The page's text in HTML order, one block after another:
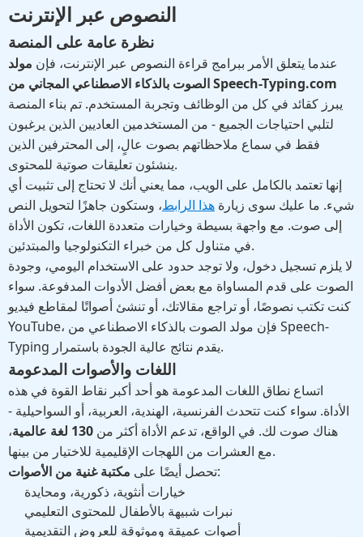
النصوص عبر الإنترنت
نظرة عامة على المنصة
عندما يتعلق الأمر ببرامج قراءة النصوص عبر الإنترنت، فإن مولد
الصوت بالذكاء الاصطناعي المجاني من Speech-Typing.com
يبرز كقائد في كل من الوظائف وتجربة المستخدم. تم بناء المنصة
لتلبي احتياجات الجميع - من المستخدمين العاديين الذين يرغبون
فقط في سماع ملاحظاتهم بصوت عالٍ، إلى المحترفين الذين
ينشئون تعليقات صوتية للمحتوى.
إنها تعتمد بالكامل على الويب، مما يعني أنك لا تحتاج إلى تثبيت أي
شيء. ما عليك سوى زيارة هذا الرابط، وستكون جاهزًا لتحويل النص
إلى صوت. مع واجهة بسيطة وخيارات متعددة اللغات، تكون الأداة
في متناول كل من خبراء التكنولوجيا والمبتدئين.
لا يلزم تسجيل دخول، ولا توجد حدود على الاستخدام اليومي، وجودة
الصوت على قدم المساواة مع بعض أفضل الأدوات المدفوعة. سواء
كنت تكتب نصوصًا، أو تراجع مقالاتك، أو تنشئ أصواتًا لمقاطع فيديو
YouTube، فإن مولد الصوت بالذكاء الاصطناعي من Speech-
Typing يقدم نتائج عالية الجودة باستمرار.
اللغات والأصوات المدعومة
اتساع نطاق اللغات المدعومة هو أحد أكبر نقاط القوة في هذه
الأداة. سواء كنت تتحدث الفرنسية، الهندية، العربية، أو السواحيلية -
هناك صوت لك. في الواقع، تدعم الأداة أكثر من 130 لغة عالمية
،
مع العشرات من اللهجات الإقليمية للاختيار من بينها.
تحصل أيضًا على مكتبة غنية من الأصوات
:
خيارات أنثوية، ذكورية، ومحايدة
نبرات شبيهة بالأطفال للمحتوى التعليمي
أصوات عميقة وموثوقة للعروض التقديمية